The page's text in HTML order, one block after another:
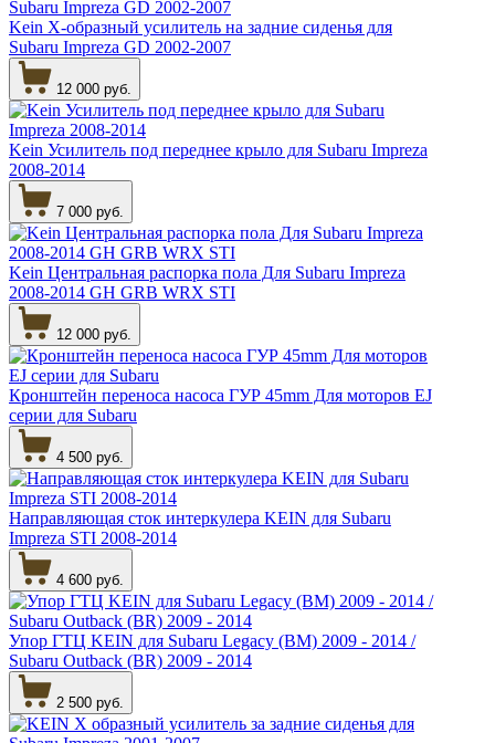
Kein Х-образный усилитель на задние сиденья для
Subaru Impreza GD 2002-2007
12 000 руб.
Kein Усилитель под переднее крыло для Subaru Impreza
2008-2014
7 000 руб.
Kein Центральная распорка пола Для Subaru Impreza
2008-2014 GH GRB WRX STI
12 000 руб.
Кронштейн переноса насоса ГУР 45mm Для моторов EJ
серии для Subaru
4 500 руб.
Направляющая сток интеркулера KEIN для Subaru
Impreza STI 2008-2014
4 600 руб.
Упор ГТЦ KEIN для Subaru Legacy (BM) 2009 - 2014 /
Subaru Outback (BR) 2009 - 2014
2 500 руб.